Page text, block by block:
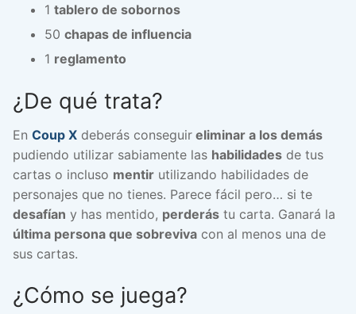
1 tablero de sobornos
50 chapas de influencia
1 reglamento
¿De qué trata?
En Coup X deberás conseguir eliminar a los demás
pudiendo utilizar sabiamente las habilidades de tus
cartas o incluso mentir utilizando habilidades de
personajes que no tienes. Parece fácil pero… si te
desafían y has mentido, perderás tu carta. Ganará la
última persona que sobreviva con al menos una de
sus cartas.
¿Cómo se juega?